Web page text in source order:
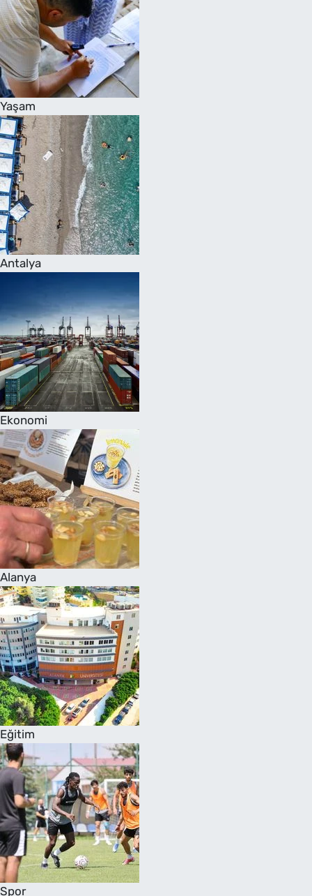
Yaşam
Antalya
Ekonomi
Alanya
Eğitim
Spor